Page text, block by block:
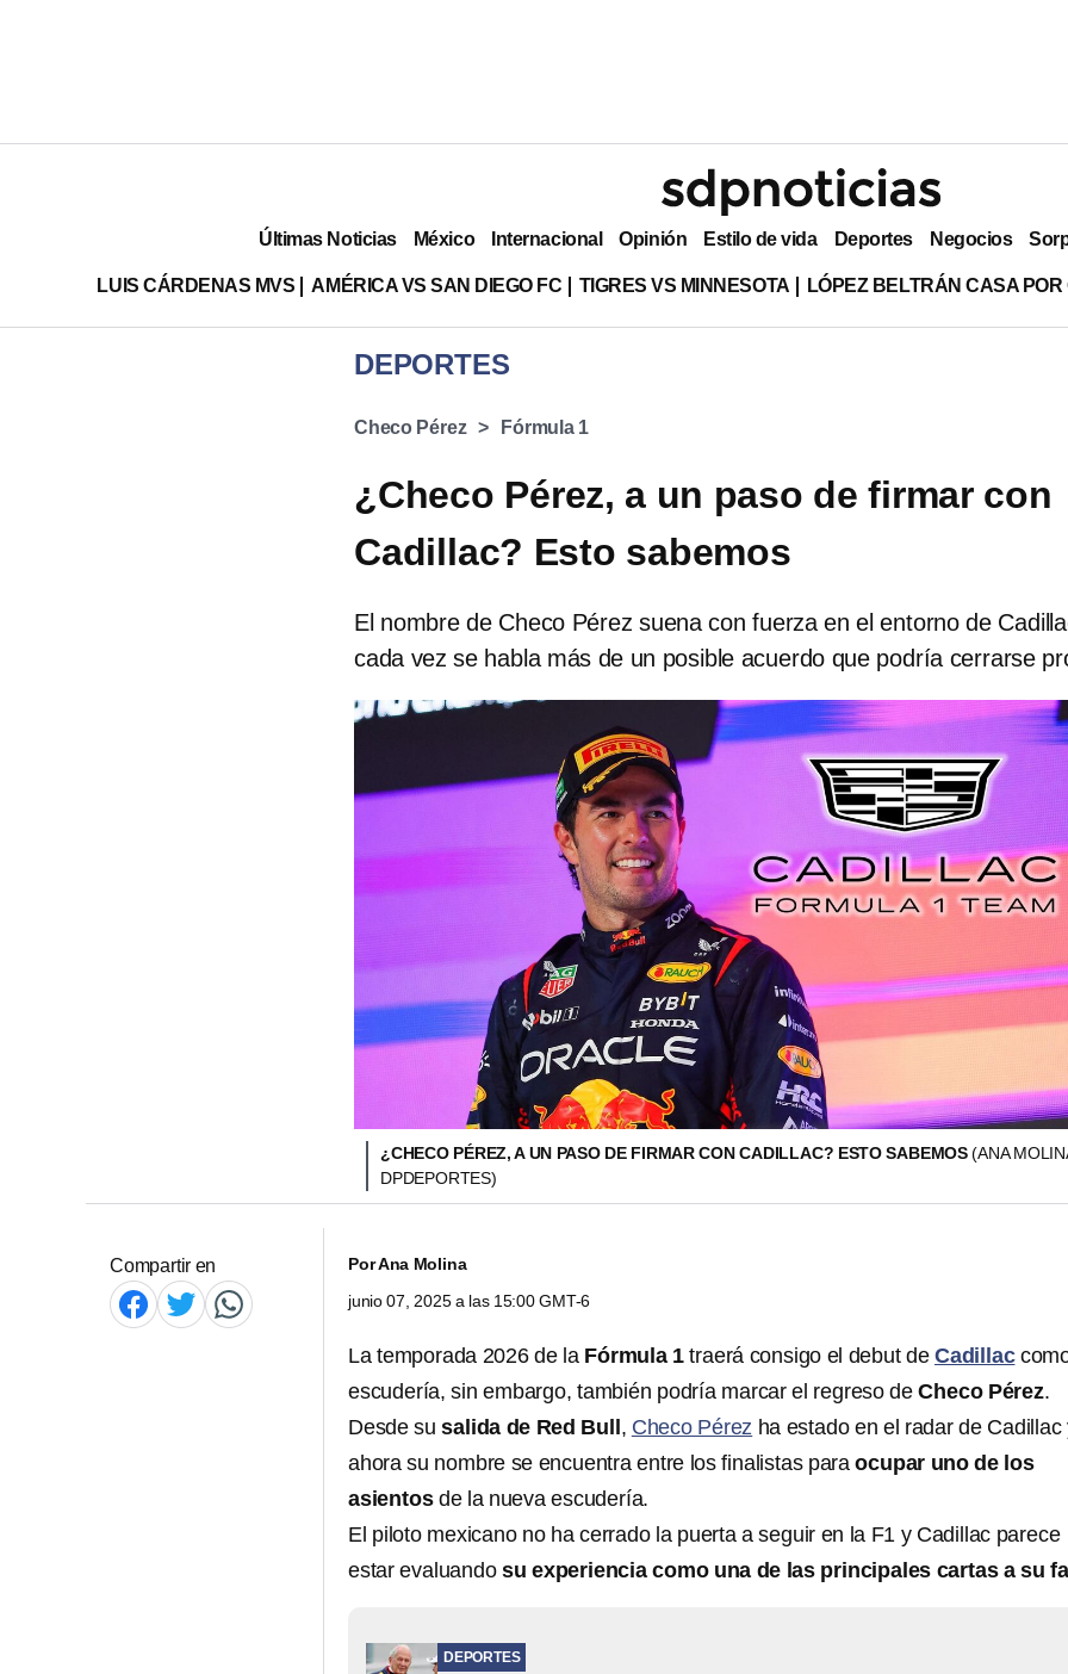
Últimas Noticias México Internacional Opinión Estilo de vida Deportes Negocios
LUIS CÁRDENAS MVS AMÉRICA VS SAN DIEGO FC TIGRES VS MINNESOTA LÓPEZ BELTRÁN CASA
DEPORTES
Checo Pérez Fórmula 1
¿Checo Pérez, a un paso de firmar con
Cadillac? Esto sabemos
El nombre de Checo Pérez suena con fuerza en el entorno de
cada vez se habla más de un posible acuerdo que podría cerrarse
¿CHECO PÉREZ, A UN PASO DE FIRMAR CON CADILLAC? ESTO SABEMOS(ANA
DPDEPORTES)
Compartir en PorAna Molina
junio 07, 2025 a las 15:00 GMT-6
La temporada 2026 de la Fórmula 1 traerá consigo el debut deCadillac
escudería, sin embargo, también podría marcar el regreso deCheco Pérez.
Desde susalida de Red Bull , Checo Pérez ha estado en el radar de Cadillac
ahora su nombre se encuentra entre los finalistas paraocupar uno de los
asientosde la nueva escudería.
El piloto mexicano no ha cerrado la puerta a seguir en la F1 y Cadillac parece
estar evaluandosu experiencia como una de las principales cartas a su
DEPORTES